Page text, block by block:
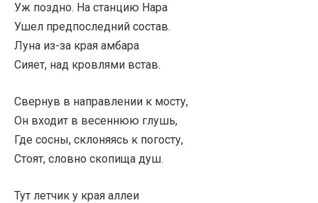
Уж поздно. На станцию Нара
Ушел предпоследний состав.
Луна из-за края амбара
Сияет, над кровлями встав.
Свернув в направлении к мосту,
Он входит в весеннюю глушь,
Где сосны, склоняясь к погосту,
Стоят, словно скопища душ.
Тут летчик у края аллеи